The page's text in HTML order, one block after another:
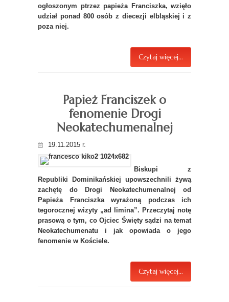
ogłoszonym ptrzez papieża Franciszka, wzięło
udział ponad 800 osób z diecezji elbląskiej i z
poza niej.
Czytaj więcej...
Papież Franciszek o
fenomenie Drogi
Neokatechumenalnej
19.11.2015 r.
Biskupi z
Republiki Dominikańskiej upowszechnili żywą
zachętę do Drogi Neokatechumenalnej od
Papieża Franciszka wyrażoną podczas ich
tegorocznej wizyty „ad limina”. Przeczytaj notę
prasową o tym, co Ojciec Święty sądzi na temat
Neokatechumenatu i jak opowiada o jego
fenomenie w Kościele.
Czytaj więcej...